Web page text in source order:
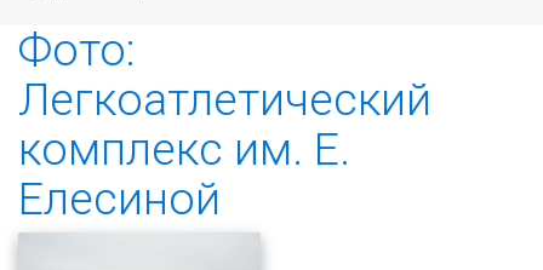
Фото:
Легкоатлетический
комплекс им. Е.
Елесиной